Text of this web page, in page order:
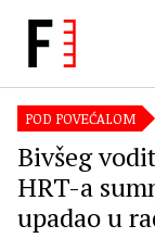
POD POVEĆALOM
Bivšeg
HRT-a
upadao u